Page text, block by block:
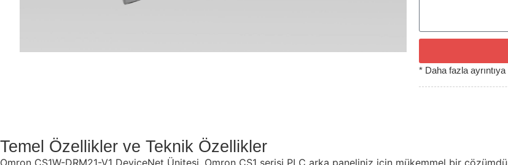
* Daha fazla
Temel Özellikler ve Teknik Özellikler